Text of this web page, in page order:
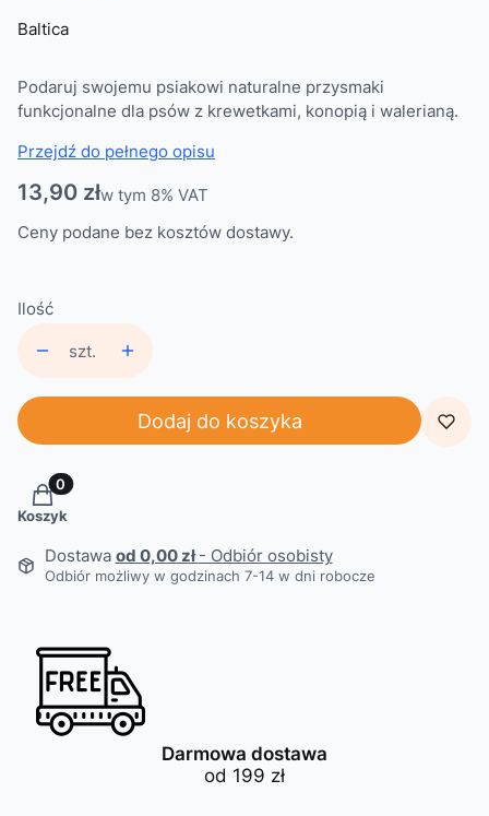
Baltica
Podaruj swojemu psiakowi naturalne przysmaki
funkcjonalne dla psów z krewetkami, konopią i walerianą.
Przejdź do pełnego opisu
Cena
13,90 złw tym 8% VAT
w tym 8% VAT
Ceny podane bez kosztów dostawy.
Ilość
szt.
Dodaj do koszyka
Produkty w koszyku: 0. Zobacz szczegóły
Koszyk
Dostawa od 0,00 zł- Odbiór osobisty
Odbiór możliwy w godzinach 7-14 w dni robocze
Darmowa dostawa
od 199 zł